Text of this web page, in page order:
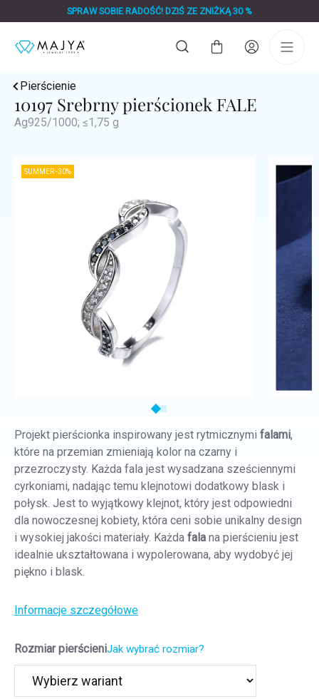
do
SPRAW SOBIE RADOŚĆ! DZIŚ ZE ZNIŻKĄ 30 %
Koszyk
Pierścienie
10197 Srebrny pierścionek FALE
Ag925/1000; ≤1,75 g
SUMMER -30%
Rozmiar pierścieniJak wybrać rozmiar?
Projekt pierścionka inspirowany jest rytmicznymi falami,
które na przemian zmieniają kolor na czarny i
przezroczysty. Każda fala jest wysadzana sześciennymi
cyrkoniami, nadając temu klejnotowi dodatkowy blask i
połysk. Jest to wyjątkowy klejnot, który jest odpowiedni
dla nowoczesnej kobiety, która ceni sobie unikalny design
i wysokiej jakości materiały. Każda fala na pierścieniu jest
idealnie ukształtowana i wypolerowana, aby wydobyć jej
piękno i blask.
Informacje szczegółowe